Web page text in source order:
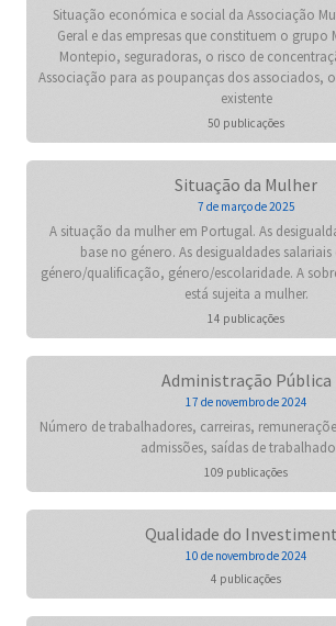
Situação económica e social da Associação
Geral e das empresas que constituem o grupo
Montepio, seguradoras, o risco de
Associação para as poupanças dos associados,
existente
50 publicações
Situação da Mulher
7 de março de 2025
A situação da mulher em Portugal. As
base no género. As desigualdades
género/qualificação, género/escolaridade. A
está sujeita a mulher.
14 publicações
Administração Pública
17 de novembro de 2024
Número de trabalhadores, carreiras,
admissões, saídas de
109 publicações
Qualidade do
10 de novembro de 2024
4 publicações